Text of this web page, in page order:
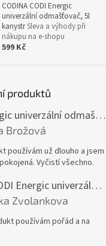
CODINA CODI Energic
univerzální odmašťovač, 5l
kanystrSleva a výhody při
nákupu na e-shopu
599 Kč
produktů
CODI Energic univerzální odmašťovač s rozprašovačem, 750 ml
je 5 z 5 hvězdiček.
Brožová
používám už dlouho a jsem
Vyčistí všechno.
CODINA CODI Energic univerzální odmašťovač, 5l kanystr
je 5 z 5 hvězdiček.
Zvolankova
používám pořád a na